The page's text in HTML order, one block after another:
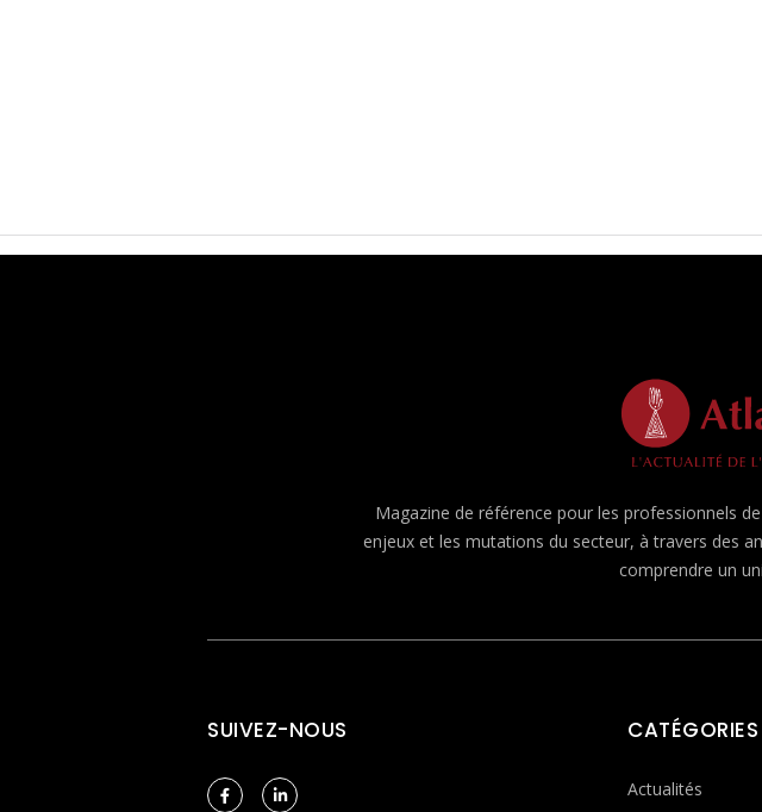
Magazine de référence pour les professionnels
enjeux et les mutations du secteur, à travers des
comprendre un
SUIVEZ-NOUS CATÉGORIES
Actualités